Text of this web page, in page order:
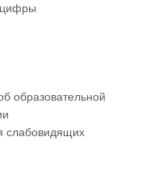
образовательной
слабовидящих